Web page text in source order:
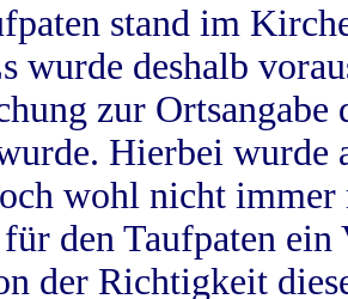
stand im
wurde deshalb
zur
Hierbei wurde
wohl nicht
den Taufpaten
der Richtigkeit